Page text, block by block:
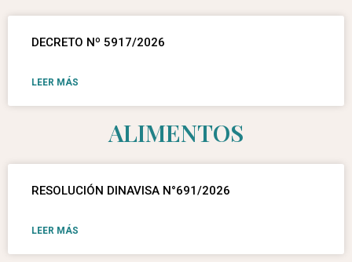
DECRETO Nº 5917/2026
LEER MÁS
ALIMENTOS
RESOLUCIÓN DINAVISA N°691/2026
LEER MÁS